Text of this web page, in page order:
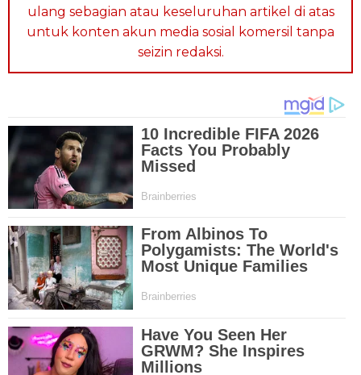
ulang sebagian atau keseluruhan artikel di atas
untuk konten akun media sosial komersil tanpa
seizin redaksi.